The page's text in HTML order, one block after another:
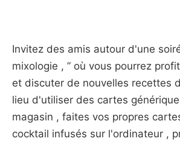
Invitez des amis autour d'une
mixologie , ” où vous pourrez
et discuter de nouvelles recettes
lieu d'utiliser des cartes
magasin , faites vos propres
cocktail infusés sur l'ordinateur ,